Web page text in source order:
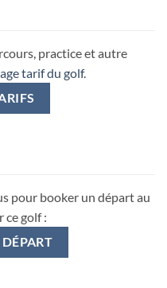
practice et autre
tarif du golf.
pour booker un départ au
ce golf :
DÉPART